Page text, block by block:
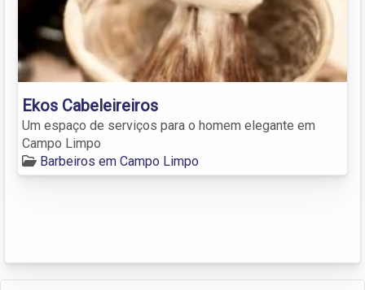
Ekos Cabeleireiros
Um espaço de serviços para o homem elegante em
Campo Limpo
Barbeiros em Campo Limpo